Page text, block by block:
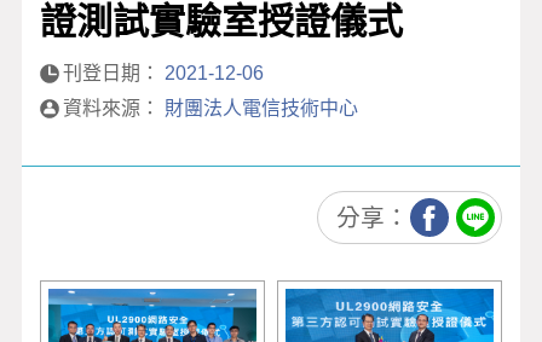
新聞發佈
國內外產業通傳快訊
證測試實驗室授證儀式
刊登日期： 2021-12-06
資料來源： 財團法人電信技術中心
分享：